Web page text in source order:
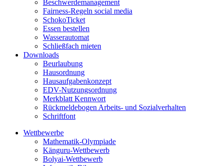
Beschwerdemanagement
Fairness-Regeln social media
SchokoTicket
Essen bestellen
Wasserautomat
Schließfach mieten
Downloads
Beurlaubung
Hausordnung
Hausaufgabenkonzept
EDV-Nutzungsordnung
Merkblatt Kennwort
Rückmeldebogen Arbeits- und Sozialverhalten
Schriftfont
Wettbewerbe
Mathematik-Olympiade
Känguru-Wettbewerb
Bolyai-Wettbewerb